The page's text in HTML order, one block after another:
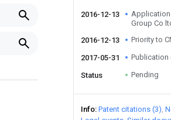
2016-12-13
Application
Group Co
2016-12-13
Priority to
2017-05-31 Publication
Status Pending
Info Patent citations (3)